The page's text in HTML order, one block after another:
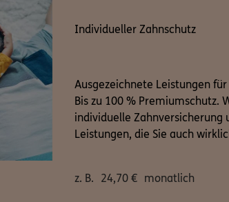
Individueller Zahnschutz
Ausgezeichnete Leistungen
Bis zu 100 % Premiumschutz.
individuelle Zahnversicherung
Leistungen, die Sie auch
z. B. 24,70 € monatlich